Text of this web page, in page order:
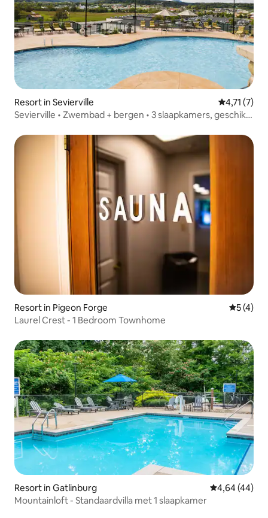
Resort in Sevierville
4,71 (7)
Sevierville • Zwembad + bergen • 3 slaapkamers, geschikt
Resort in Pigeon Forge
5 (4)
Laurel Crest - 1 Bedroom Townhome
Resort in Gatlinburg Gemiddelde
4,64 (44)
Mountainloft - Standaardvilla met 1 slaapkamer